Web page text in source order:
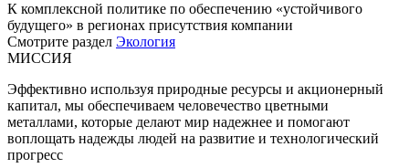
К комплексной политике по обеспечению «устойчивого
будущего» в регионах присутствия компании
Смотрите раздел Экология
МИССИЯ
Эффективно используя природные ресурсы и акционерный
капитал, мы обеспечиваем человечество цветными
металлами, которые делают мир надежнее и помогают
воплощать надежды людей на развитие и технологический
прогресс